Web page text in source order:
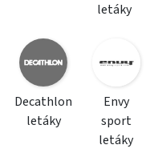
letáky
Decathlon
letáky
Envy
sport
letáky